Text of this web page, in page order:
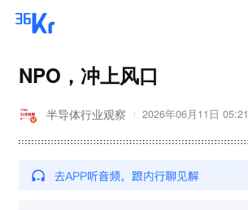
NPO，冲上风口
半导体行业观察 2026年06月11日 05:21